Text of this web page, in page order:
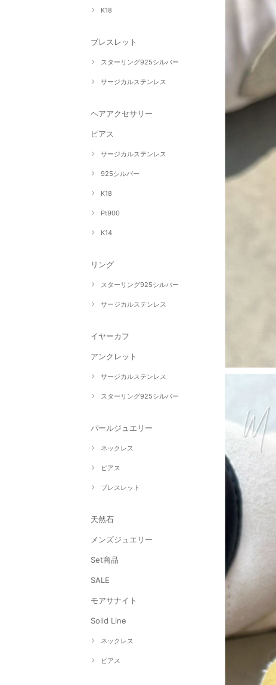
K18
ブレスレット
スターリング925シルバー
サージカルステンレス
ヘアアクセサリー
ピアス
サージカルステンレス
925シルバー
K18
Pt900
K14
リング
スターリング925シルバー
サージカルステンレス
イヤーカフ
アンクレット
サージカルステンレス
スターリング925シルバー
パールジュエリー
ネックレス
ピアス
ブレスレット
天然石
メンズジュエリー
Set商品
SALE
モアサナイト
Solid Line
ネックレス
ピアス